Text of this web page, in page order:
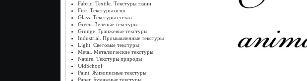
Fabric, Textile. Текстуры ткани
Fire. Текстуры огня
Glass. Текстуры стекла
Green. Зеленые текстуры
Grunge. Гранжевые текстуры
Industrial. Промышленные текстуры
Light. Световые текстуры
Metal. Металлические текстуры
Nature. Текстуры природы
OldSchool
Paint. Живописные текстуры
Paper. Бумажные текстуры